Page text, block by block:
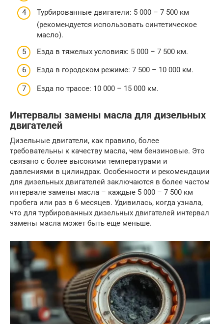
Турбированные двигатели: 5 000 – 7 500 км
(рекомендуется использовать синтетическое
масло).
Езда в тяжелых условиях: 5 000 – 7 500 км.
Езда в городском режиме: 7 500 – 10 000 км.
Езда по трассе: 10 000 – 15 000 км.
Интервалы замены масла для дизельных
двигателей
Дизельные двигатели, как правило, более
требовательны к качеству масла, чем бензиновые. Это
связано с более высокими температурами и
давлениями в цилиндрах. Особенности и рекомендации
для дизельных двигателей заключаются в более частом
интервале замены масла – каждые 5 000 – 7 500 км
пробега или раз в 6 месяцев. Удивилась, когда узнала,
что для турбированных дизельных двигателей интервал
замены масла может быть еще меньше.